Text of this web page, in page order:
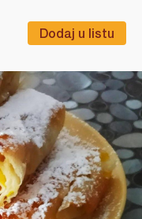
Dodaj u listu